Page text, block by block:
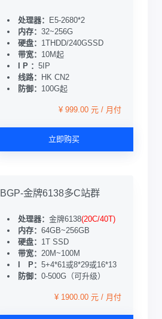
处理器：
E5-2680*2
内存： 32~256G
硬盘： 1THDD/240GSSD
带宽： 10M起
I P ： 5IP
线路：
HK CN2
防御： 100G起
¥ 999.00 元 / 月付
立即购买
BGP-金牌6138多C站群
处理器： 金牌6138(20C/40T)
内存： 64GB~256GB
硬盘： 1T SSD
带宽： 20M~100M
I P： 5+4*61或8*29或16*13
防御： 0-500G（可升级）
¥ 1900.00 元 / 月付